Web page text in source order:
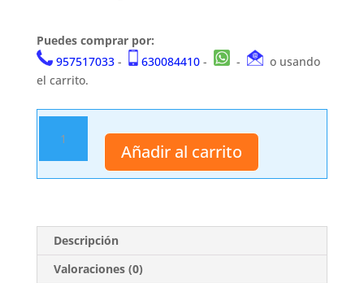
Puedes comprar por:
957517033- 630084410- -
o usando
el carrito.
H0061
cantidad
Añadir al carrito
Descripción
Valoraciones (0)